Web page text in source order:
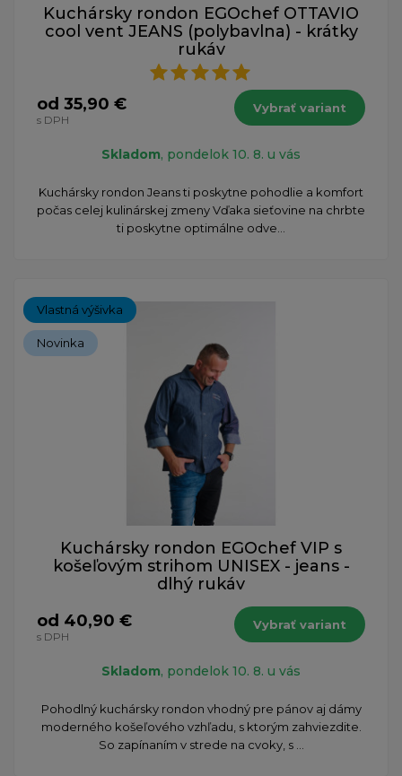
Kuchársky rondon EGOchef OTTAVIO
cool vent JEANS (polybavlna) - krátky
rukáv
od 35,90 €
s DPH
Vybrať variant
Skladom, pondelok 10. 8. u vás
Kuchársky rondon Jeans ti poskytne pohodlie a komfort
počas celej kulinárskej zmeny Vďaka sieťovine na chrbte
ti poskytne optimálne odve...
Vlastná výšivka
Novinka
Kuchársky rondon EGOchef VIP s
košeľovým strihom UNISEX - jeans -
dlhý rukáv
od 40,90 €
s DPH
Vybrať variant
Skladom, pondelok 10. 8. u vás
Pohodlný kuchársky rondon vhodný pre pánov aj dámy
moderného košeľového vzhľadu, s ktorým zahviezdite.
So zapínaním v strede na cvoky, s ...